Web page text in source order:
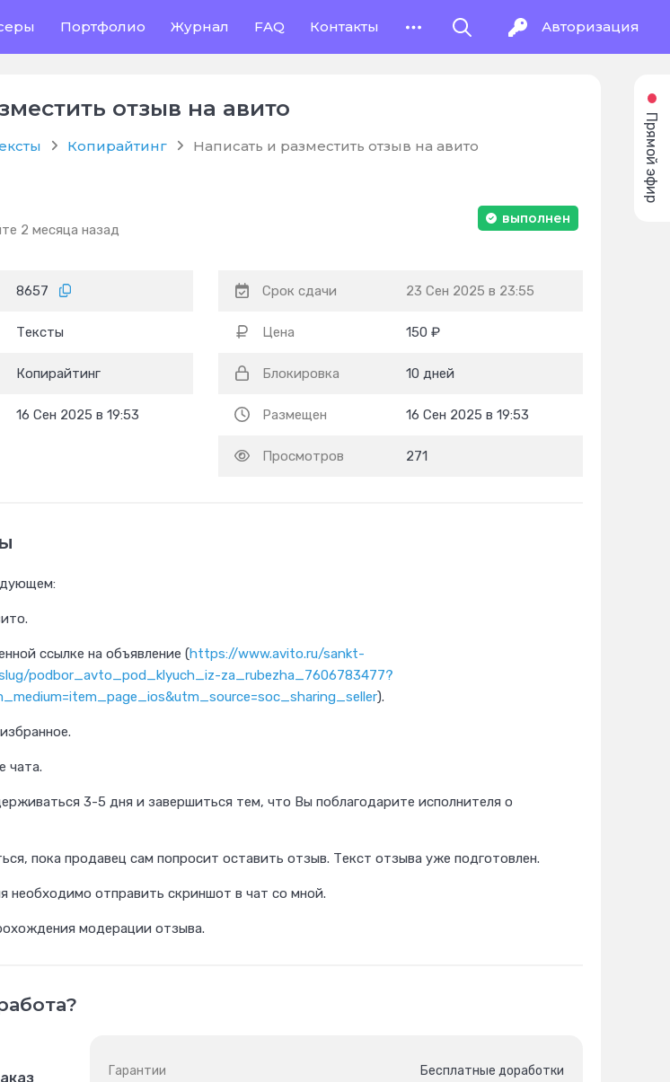
Портфолио Журнал FAQ Контакты Авторизация
отзыв на авито
Копирайтинг Написать и разместить отзыв на авито
2 месяца назад
выполнен
8657
Тексты
Копирайтинг
16 Сен 2025 в 19:53
Срок сдачи 23 Сен 2025 в 23:55
Цена 150 ₽
Блокировка 10 дней
Размещен 16 Сен 2025 в 19:53
Просмотров 271
ссылке на объявление (https://www.avito.ru/sankt-
podbor_avto_pod_klyuch_iz-za_rubezha_7606783477?
).
чата.
3-5 дня и завершиться тем, что Вы поблагодарите исполнителя о
пока продавец сам попросит оставить отзыв. Текст отзыва уже подготовлен.
необходимо отправить скриншот в чат со мной.
модерации отзыва.
Гарантии Бесплатные доработки
Прямой эфир